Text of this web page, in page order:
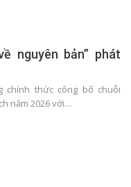
nguyên bản” phát
chính thức công bố chuỗi
năm 2026 với…